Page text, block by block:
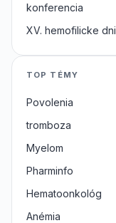
konferencia
XV. hemofilicke dni
TOP TÉMY
Povolenia
tromboza
Myelom
Pharminfo
Hematoonkológ
Anémia